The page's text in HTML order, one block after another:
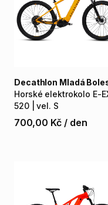
Horské elektrokolo E-
520
vel. S
Decathlon Mladá
700,00 Kč / den